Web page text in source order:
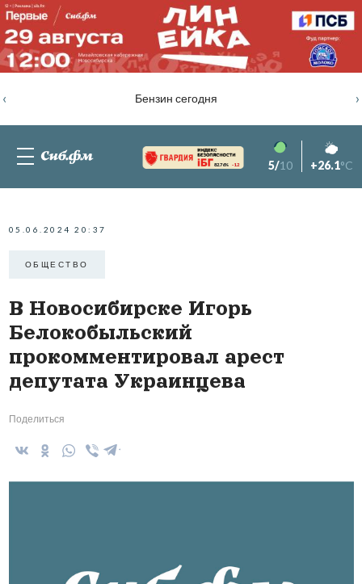
Бензин сегодня
‹ ›
82.76% -1.2 5/10 +26.1°C
05.06.2024 20:37
ОБЩЕСТВО
В Новосибирске Игорь
Белoкобыльский
прокомментировал арест
депутата Украинцева
Поделиться